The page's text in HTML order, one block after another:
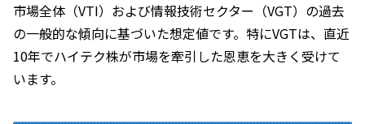
市場全体（VTI）および情報技術セクター（VGT）の過去
の一般的な傾向に基づいた想定値です。特にVGTは、直近
10年でハイテク株が市場を牽引した恩恵を大きく受けて
います。